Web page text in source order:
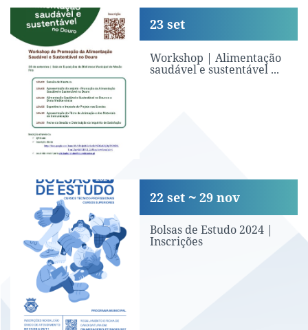
Workshop | Alimentação saudável e
Workshop | Alimentação
saudável e sustentável ...
23 set
Bolsas de Estudo 2024 | Inscrições
Bolsas de Estudo 2024 |
Inscrições
22 set 29 nov